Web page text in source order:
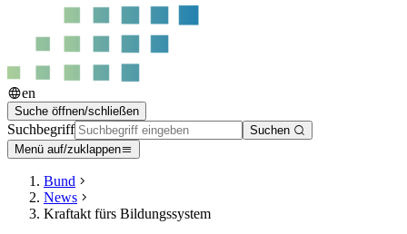
en
Suche öffnen/schließen
Suchbegriff
Suchen
Menü auf/zuklappen
Bund
News
Kraftakt fürs Bildungssystem